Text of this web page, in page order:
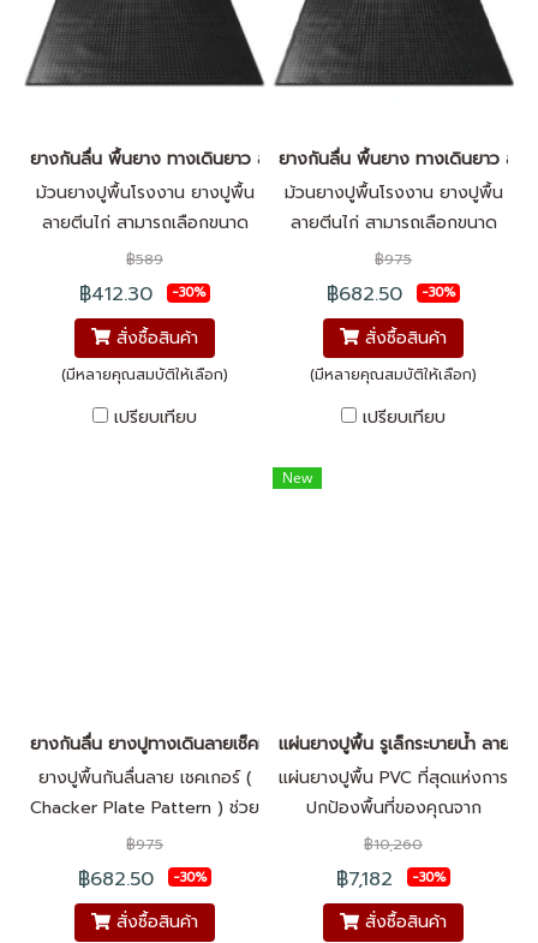
ยางกันลื่น พื้นยาง ทางเดินยาว ลายตีนไก่ SBR
ม้วนยางปูพื้นโรงงาน ยางปูพื้น
ลายตีนไก่ สามารถเลือกขนาด
ความยาวได้สูงสุด 15 เมตร
คุณภาพสูงป้องกันแรงกระแทก
กันลื่น ไม่นำไฟฟ้า มีความทนทาน
ต่อการขัดถูสูง และมีฉนวนกัน
ความร้อน ใช้งานง่าย เพิ่มความ
สะดวกสบายในการใช้งาน แผ่น
฿589
฿412.30 -30%
สั่งซื้อสินค้า
(มีหลายคุณสมบัติให้เลือก)
เปรียบเทียบ
ยางกันลื่น พื้นยาง ทางเดินยาว ลา
ม้วนยางปูพื้นโรงงาน ยางปูพื้น
ลายตีนไก่ สามารถเลือกขนาด
ความยาวได้สูงสุด 15 เมตร
คุณภาพสูงป้องกันแรงกระแทก
กันลื่น ไม่นำไฟฟ้า มีความทนทาน
ต่อการขัดถูสูง และมีฉนวนกัน
ความร้อน ใช้งานง่าย เพิ่มความ
สะดวกสบายในการใช้งาน แผ่น
สามารถเลือกความยาวหรือ
จำนวนตามตารางเมตรในการใช้
฿975
฿682.50 -30%
สั่งซื้อสินค้า
(มีหลายคุณสมบัติให้เลือก)
เปรียบเทียบ
ยางกันลื่น ยางปูทางเดินลายเช็คเกอร์
ยางปูพื้นกันลื่นลาย เชคเกอร์ (
Chacker Plate Pattern ) ช่วย
ให้กันลื่นได้ดีเยี่ยมผลิตจากยาง
คุณภาพสูง ทนทาน แข็งแรงทน
ต่อการขีดข่วน การสึกหรอ การ
ฉีกขาด รับแรงกระแทกได้ดี ทน
฿975
฿682.50 -30%
สั่งซื้อสินค้า
New
เเผ่นยางปูพื้น รูเล็กระบายน้ำ ลาย
แผ่นยางปูพื้น PVC ที่สุดแห่งการ
ปกป้องพื้นที่ของคุณจาก
ความชื้นและน้ำมัน ด้วยดีไซน์ที่
เน้นการ ระบายน้ำได้ดีเยี่ยม หมด
ปัญหาน้ำขังและคราบสกปรกกวน
ใจ เหมาะกับการใช้งานในพื้นที่ที่
฿10,260
฿7,182 -30%
สั่งซื้อสินค้า